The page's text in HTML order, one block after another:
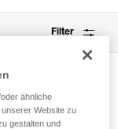
Filter
ähnliche
Website zu
gestalten und